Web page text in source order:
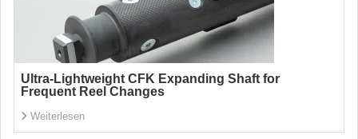
Ultra-Lightweight CFK Expanding Shaft for
Frequent Reel Changes
Weiterlesen